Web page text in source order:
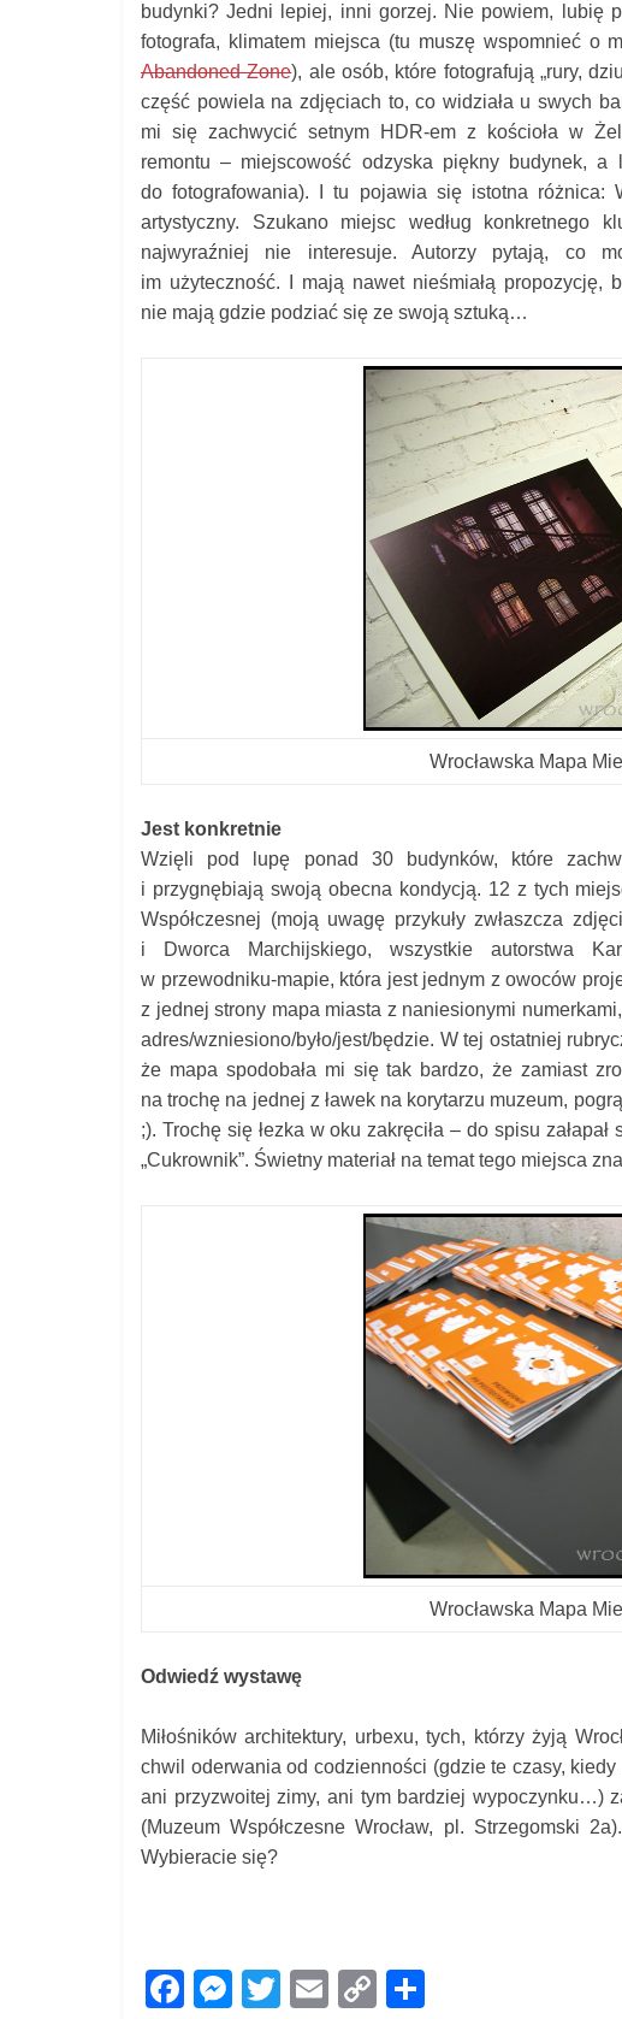
budynki? Jedni lepiej, inni gorzej. Nie powiem, lubię
fotografa, klimatem miejsca (tu muszę wspomnieć o
Abandoned Zone), ale osób, które fotografują „rury,
część powiela na zdjęciach to, co widziała u swych
mi się zachwycić setnym HDR-em z kościoła w
remontu – miejscowość odzyska piękny budynek,
do fotografowania). I tu pojawia się istotna różnica:
artystyczny. Szukano miejsc według
najwyraźniej nie interesuje. Autorzy pytają, co
im użyteczność. I mają nawet nieśmiałą
nie mają gdzie podziać się ze swoją sztuką…
Wrocławska Mapa
Jest konkretnie
Wzięli pod lupę ponad 30 budynków, które
i przygnębiają swoją obecna kondycją. 12 z tych
Współczesnej (moją uwagę przykuły zwłaszcza
i Dworca Marchijskiego, wszystkie autorstwa
w przewodniku-mapie, która jest jednym z owoców
z jednej strony mapa miasta z naniesionymi
adres/wzniesiono/było/jest/będzie. W tej ostatniej
że mapa spodobała mi się tak bardzo, że zamiast
na trochę na jednej z ławek na korytarzu muzeum,
;). Trochę się łezka w oku zakręciła – do spisu
„Cukrownik”. Świetny materiał na temat tego miejsca
Wrocławska Mapa
Odwiedź wystawę
Miłośników architektury, urbexu, tych, którzy żyją
chwil oderwania od codzienności (gdzie te czasy,
ani przyzwoitej zimy, ani tym bardziej wypoczynku…)
(Muzeum Współczesne Wrocław, pl. Strzegomski
Wybieracie się?
F M T E C